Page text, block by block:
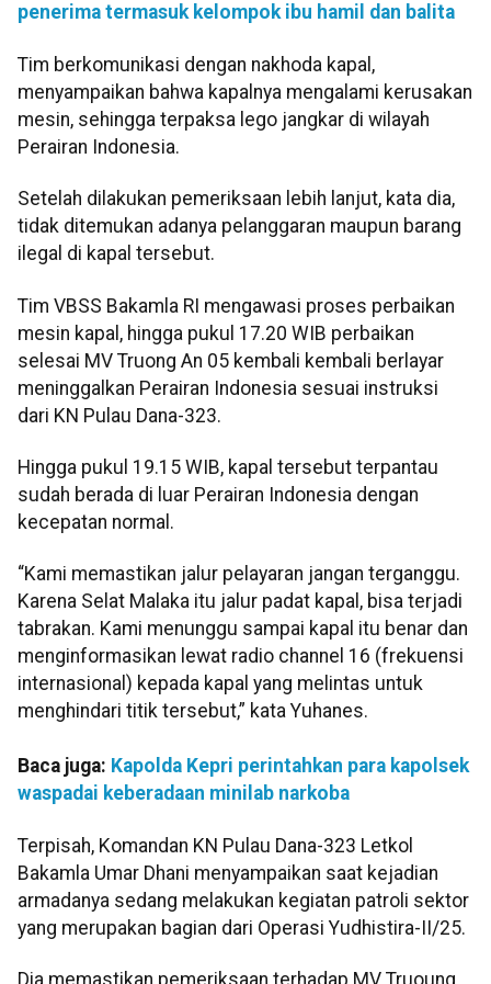
penerima termasuk kelompok ibu hamil dan balita
Tim berkomunikasi dengan nakhoda kapal,
menyampaikan bahwa kapalnya mengalami kerusakan
mesin, sehingga terpaksa lego jangkar di wilayah
Perairan Indonesia.
Setelah dilakukan pemeriksaan lebih lanjut, kata dia,
tidak ditemukan adanya pelanggaran maupun barang
ilegal di kapal tersebut.
Tim VBSS Bakamla RI mengawasi proses perbaikan
mesin kapal, hingga pukul 17.20 WIB perbaikan
selesai MV Truong An 05 kembali kembali berlayar
meninggalkan Perairan Indonesia sesuai instruksi
dari KN Pulau Dana-323.
Hingga pukul 19.15 WIB, kapal tersebut terpantau
sudah berada di luar Perairan Indonesia dengan
kecepatan normal.
“Kami memastikan jalur pelayaran jangan terganggu.
Karena Selat Malaka itu jalur padat kapal, bisa terjadi
tabrakan. Kami menunggu sampai kapal itu benar dan
menginformasikan lewat radio channel 16 (frekuensi
internasional) kepada kapal yang melintas untuk
menghindari titik tersebut,” kata Yuhanes.
Baca juga: Kapolda Kepri perintahkan para kapolsek
waspadai keberadaan minilab narkoba
Terpisah, Komandan KN Pulau Dana-323 Letkol
Bakamla Umar Dhani menyampaikan saat kejadian
armadanya sedang melakukan kegiatan patroli sektor
yang merupakan bagian dari Operasi Yudhistira-II/25.